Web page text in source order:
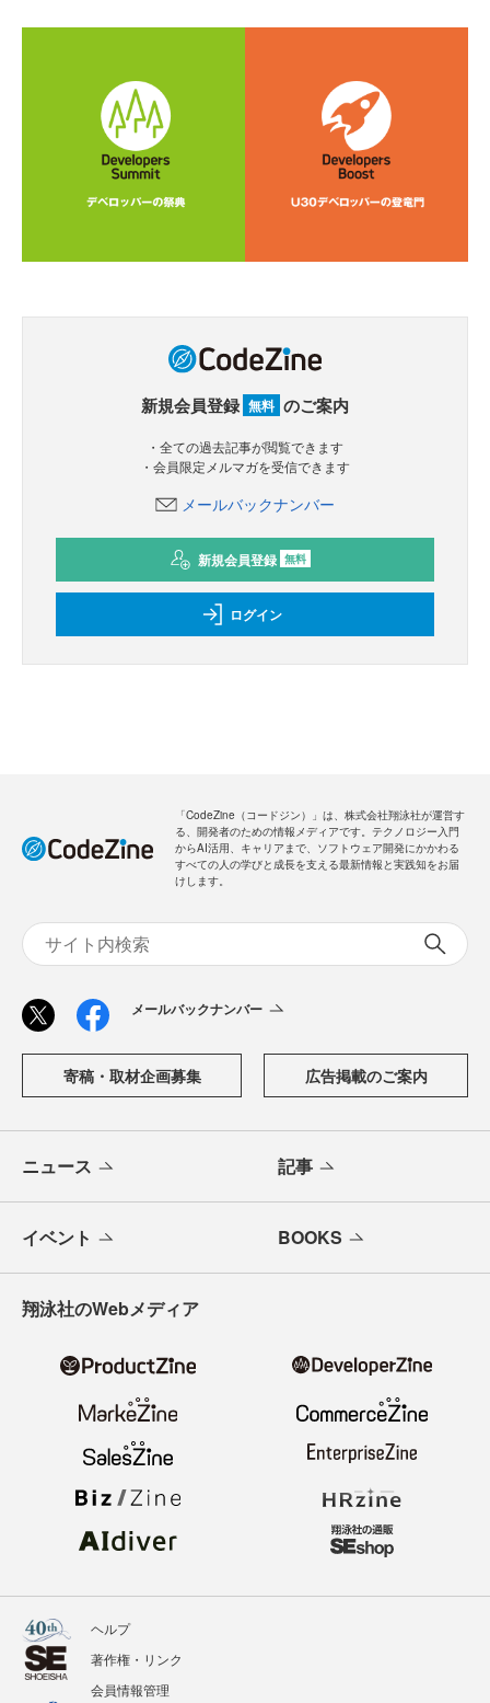
新規会員登録 無料 のご案内
・全ての過去記事が閲覧できます
・会員限定メルマガを受信できます
メールバックナンバー
新規会員登録 無料
ログイン
「CodeZine（コードジン）」は、株式会社翔泳社が運営す
る、開発者のための情報メディアです。テクノロジー入門
からAI活用、キャリアまで、ソフトウェア開発にかかわる
すべての人の学びと成長を支える最新情報と実践知をお届
けします。
メールバックナンバー
寄稿・取材企画募集 広告掲載のご案内
ニュース 記事
イベント BOOKS
翔泳社のWebメディア
ヘルプ
著作権・リンク
会員情報管理